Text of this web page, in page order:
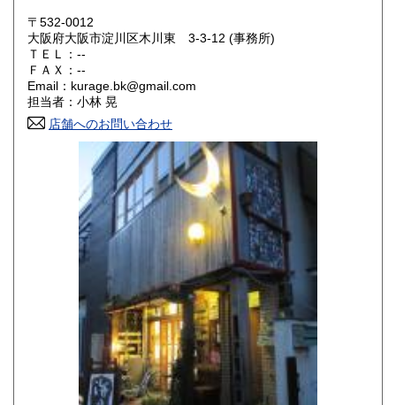
鳥取県
岡山県 1,100円
山口県 1,100円
1,100円 愛媛県
1,100円 福岡県
長崎県
1,120円 大分県
1,120円 鹿児島県
1,810円
〒532-0012
大阪府大阪市淀川区木川東 3-3-12 (事務所)
ＴＥＬ：--
ＦＡＸ：--
Email：kurage.bk@gmail.com
担当者：小林 晃
店舗へのお問い合わせ